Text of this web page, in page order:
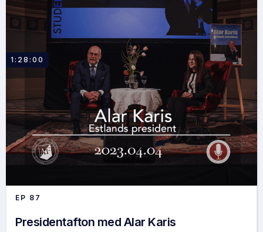
1:28:00
EP 87
Presidentafton med Alar Karis